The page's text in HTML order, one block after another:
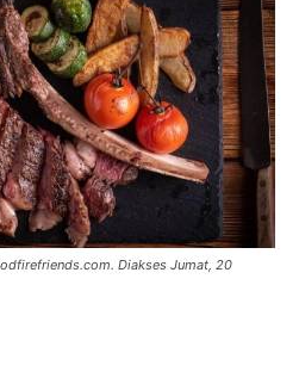
Diakses Jumat, 20